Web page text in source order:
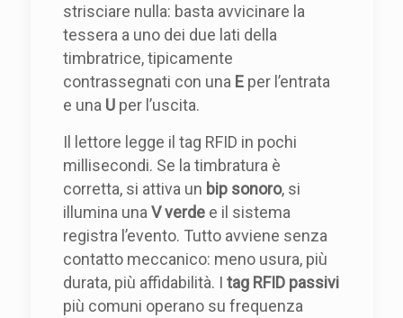
strisciare nulla: basta avvicinare la
tessera a uno dei due lati della
timbratrice, tipicamente
contrassegnati con una E per l’entrata
e una U per l’uscita.
Il lettore legge il tag RFID in pochi
millisecondi. Se la timbratura è
corretta, si attiva un bip sonoro, si
illumina unaV verde e il sistema
registra l’evento. Tutto avviene senza
contatto meccanico: meno usura, più
durata, più affidabilità. Itag RFID passivi
più comuni operano su frequenza